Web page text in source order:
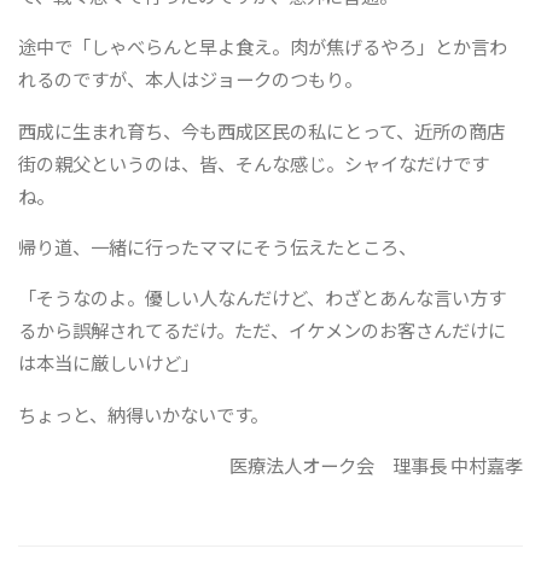
途中で「しゃべらんと早よ食え。肉が焦げるやろ」とか言わ
れるのですが、本人はジョークのつもり。
西成に生まれ育ち、今も西成区民の私にとって、近所の商店
街の親父というのは、皆、そんな感じ。シャイなだけです
ね。
帰り道、一緒に行ったママにそう伝えたところ、
「そうなのよ。優しい人なんだけど、わざとあんな言い方す
るから誤解されてるだけ。ただ、イケメンのお客さんだけに
は本当に厳しいけど」
ちょっと、納得いかないです。
医療法人オーク会 理事長 中村嘉孝